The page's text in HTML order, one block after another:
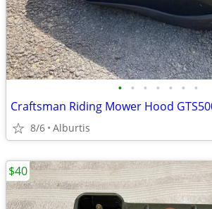
• • • • • • •
Craftsman Riding Mower Hood
8/6 Alburtis
$40